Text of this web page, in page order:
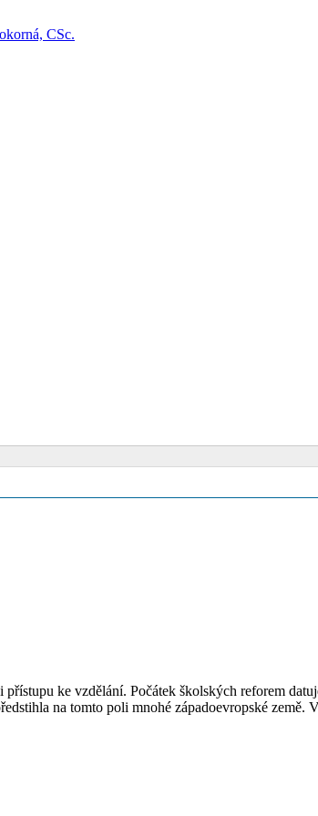
CSc.
ke vzdělání. Počátek školských reforem
na tomto poli mnohé západoevropské země.